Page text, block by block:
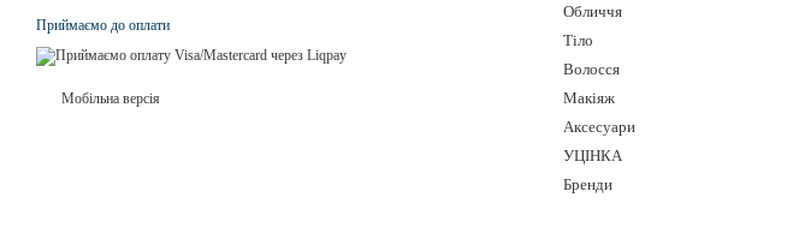
Приймаємо до оплати
Мобільна версія
Обличчя
Тіло
Волосся
Макіяж
Аксесуари
УЦІНКА
Бренди